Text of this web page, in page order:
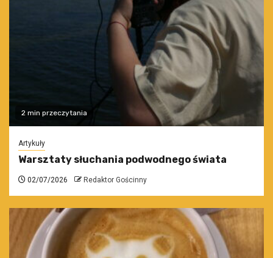
2 min przeczytania
Artykuły
Warsztaty słuchania podwodnego świata
02/07/2026 Redaktor Gościnny